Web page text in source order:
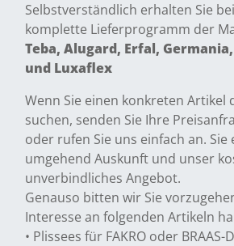
Selbstverständlich erhalten Sie
komplette Lieferprogramm der
Teba, Alugard, Erfal,
und Luxaflex
Wenn Sie einen konkreten Artikel
suchen, senden Sie Ihre
oder rufen Sie uns einfach an. Sie
umgehend Auskunft und unser
unverbindliches Angebot.
Genauso bitten wir Sie
Interesse an folgenden Artikeln
• Plissees für FAKRO oder